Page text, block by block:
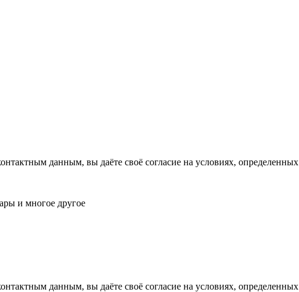
данным, вы даёте своё согласие на условиях, определенных
и многое другое
данным, вы даёте своё согласие на условиях, определенных